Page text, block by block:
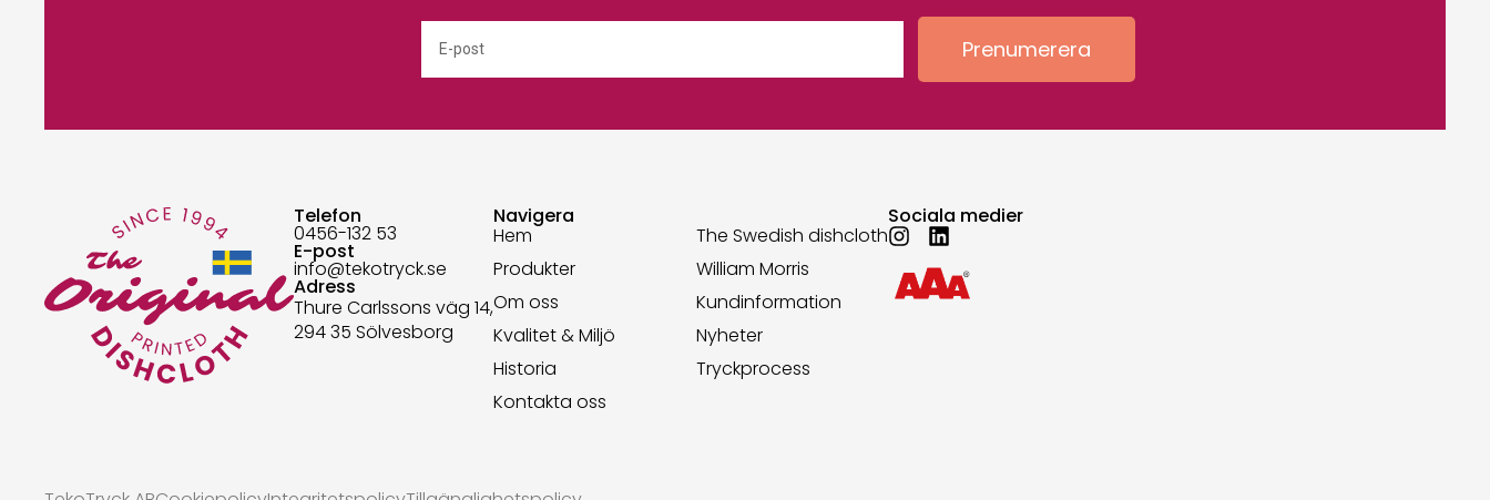
Prenumerera
Telefon
0456-132 53
E-post
info@tekotryck.se
Adress
Thure Carlssons väg 14,
294 35 Sölvesborg
Navigera
Hem
The Swedish dishcloth
Produkter
William Morris
Om oss
Kundinformation
Kvalitet & Miljö
Nyheter
Historia
Tryckprocess
Kontakta oss
Sociala medier